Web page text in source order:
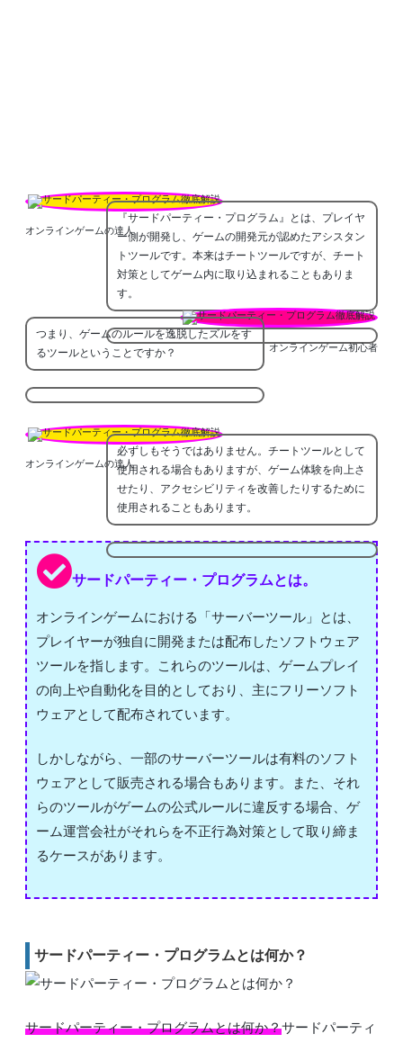
オンラインゲームの達人
『サードパーティー・プログラム』とは、プレイヤ
ー側が開発し、ゲームの開発元が認めたアシスタン
トツールです。本来はチートツールですが、チート
対策としてゲーム内に取り込まれることもありま
す。
オンラインゲーム初心者
つまり、ゲームのルールを逸脱したズルをす
るツールということですか？
オンラインゲームの達人
必ずしもそうではありません。チートツールとして
使用される場合もありますが、ゲーム体験を向上さ
せたり、アクセシビリティを改善したりするために
使用されることもあります。
サードパーティー・プログラムとは。
オンラインゲームにおける「サーバーツール」とは、
プレイヤーが独自に開発または配布したソフトウェア
ツールを指します。これらのツールは、ゲームプレイ
の向上や自動化を目的としており、主にフリーソフト
ウェアとして配布されています。
しかしながら、一部のサーバーツールは有料のソフト
ウェアとして販売される場合もあります。また、それ
らのツールがゲームの公式ルールに違反する場合、ゲ
ーム運営会社がそれらを不正行為対策として取り締ま
るケースがあります。
サードパーティー・プログラムとは何か？
サードパーティー・プログラムとは何か？サードパーティ